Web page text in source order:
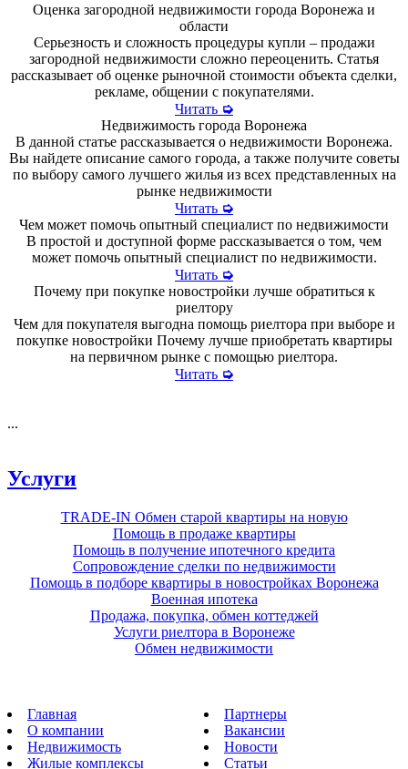
Оценка загородной недвижимости города Воронежа и
области
Серьезность и сложность процедуры купли – продажи
загородной недвижимости сложно переоценить. Статья
рассказывает об оценке рыночной стоимости объекта сделки,
рекламе, общении с покупателями.
Читать ➭
Недвижимость города Воронежа
В данной статье рассказывается о недвижимости Воронежа.
Вы найдете описание самого города, а также получите советы
по выбору самого лучшего жилья из всех представленных на
рынке недвижимости
Читать ➭
Чем может помочь опытный специалист по недвижимости
В простой и доступной форме рассказывается о том, чем
может помочь опытный специалист по недвижимости.
Читать ➭
Почему при покупке новостройки лучше обратиться к
риелтору
Чем для покупателя выгодна помощь риелтора при выборе и
покупке новостройки Почему лучше приобретать квартиры
на первичном рынке с помощью риелтора.
Читать ➭
...
Услуги
TRADE-IN Обмен старой квартиры на новую
Помощь в продаже квартиры
Помощь в получение ипотечного кредита
Сопровождение сделки по недвижимости
Помощь в подборе квартиры в новостройках Воронежа
Военная ипотека
Продажа, покупка, обмен коттеджей
Услуги риелтора в Воронеже
Обмен недвижимости
Главная
О компании
Недвижимость
Жилые комплексы
Партнеры
Вакансии
Новости
Статьи